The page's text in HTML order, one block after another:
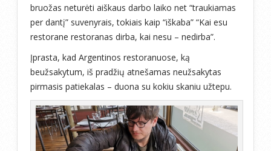
bruožas neturėti aiškaus darbo laiko net “traukiamas
per dantį” suvenyrais, tokiais kaip “iškaba” “Kai esu
restorane restoranas dirba, kai nesu – nedirba”.
Įprasta, kad Argentinos restoranuose, ką
beužsakytum, iš pradžių atnešamas neužsakytas
pirmasis patiekalas – duona su kokiu skaniu užtepu.